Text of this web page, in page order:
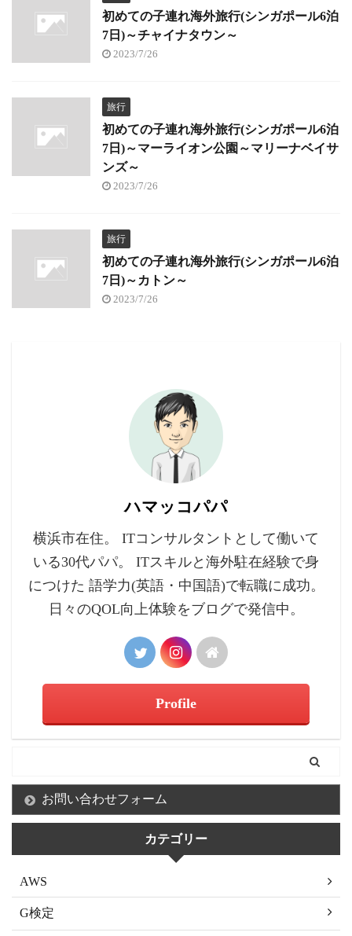
初めての子連れ海外旅行(シンガポール6泊
7日)～チャイナタウン～
2023/7/26
旅行
初めての子連れ海外旅行(シンガポール6泊
7日)～マーライオン公園～マリーナベイサ
ンズ～
2023/7/26
旅行
初めての子連れ海外旅行(シンガポール6泊
7日)～カトン～
2023/7/26
ハマッコパパ
横浜市在住。 ITコンサルタントとして働いて
いる30代パパ。 ITスキルと海外駐在経験で身
につけた 語学力(英語・中国語)で転職に成功。
日々のQOL向上体験をブログで発信中。
Profile
お問い合わせフォーム
カテゴリー
AWS
G検定